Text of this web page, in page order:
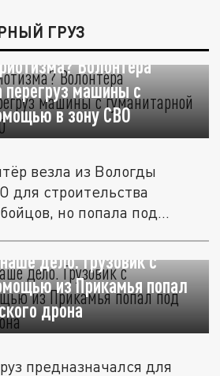
ГРУЗ
Волонтёра
машины с
в зону СВО
везла из Вологды
для строительства
но попала под...
дело. Грузовик с
из Прикамья попал
дрона
предназначался для